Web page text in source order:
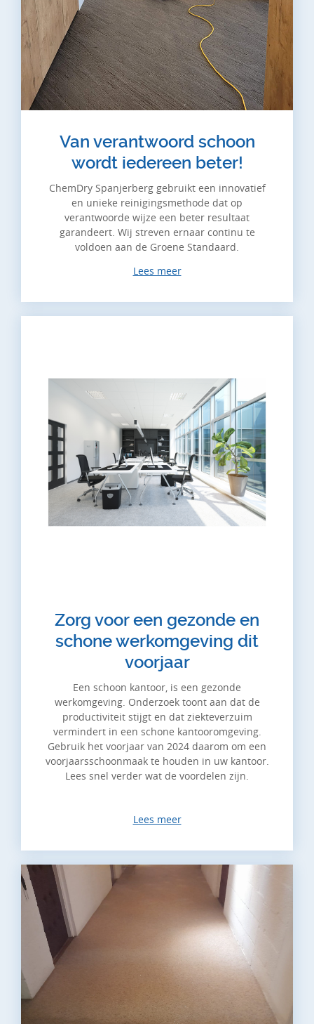
Van verantwoord schoon
wordt iedereen beter!
ChemDry Spanjerberg gebruikt een innovatief
en unieke reinigingsmethode dat op
verantwoorde wijze een beter resultaat
garandeert. Wij streven ernaar continu te
voldoen aan de Groene Standaard.
Lees meer
Zorg voor een gezonde en
schone werkomgeving dit
voorjaar
Een schoon kantoor, is een gezonde
werkomgeving. Onderzoek toont aan dat de
productiviteit stijgt en dat ziekteverzuim
vermindert in een schone kantooromgeving.
Gebruik het voorjaar van 2024 daarom om een
voorjaarsschoonmaak te houden in uw kantoor.
Lees snel verder wat de voordelen zijn.
Lees meer